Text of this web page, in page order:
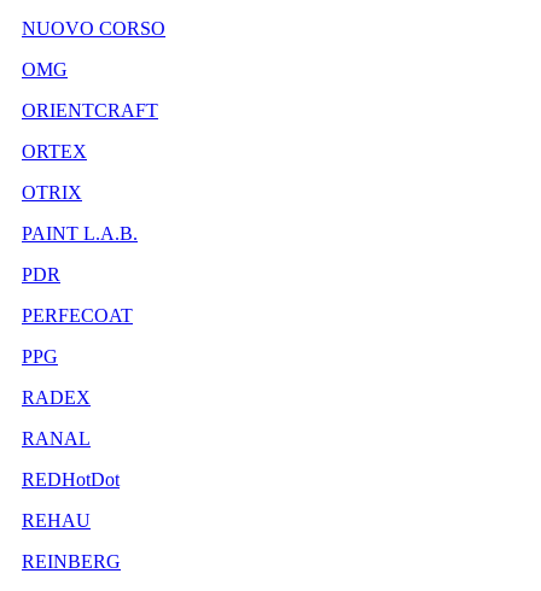
NUOVO CORSO
OMG
ORIENTCRAFT
ORTEX
OTRIX
PAINT L.A.B.
PDR
PERFECOAT
PPG
RADEX
RANAL
REDHotDot
REHAU
REINBERG